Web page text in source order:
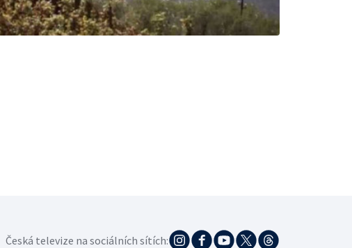
Česká televize na sociálních sítích: